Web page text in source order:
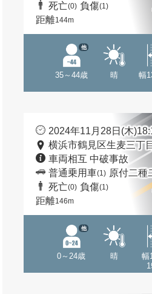
死亡(0) 負傷(1)
距離144m
35～44歳
他
晴 幅
2024年11月28日(木
横浜市鶴見区生麦三丁
車両相互 中破事故
普通乗用車(1) 原付二種
死亡(0) 負傷(1)
距離146m
0～24歳
他
晴
幅